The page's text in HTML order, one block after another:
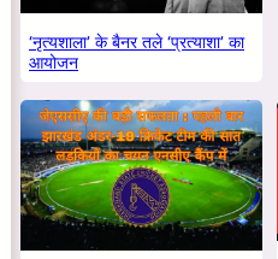
‘नृत्यशाला’ के बैनर तले ‘प्रत्याशा’ का
आयोजन